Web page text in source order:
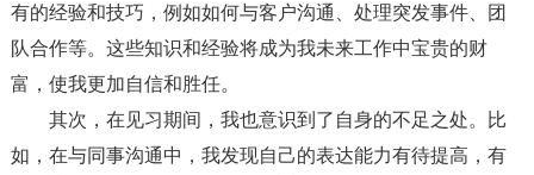
有的经验和技巧，例如如何与客户沟通、处理突发事件、团
队合作等。这些知识和经验将成为我未来工作中宝贵的财
富，使我更加自信和胜任。
其次，在见习期间，我也意识到了自身的不足之处。比
如，在与同事沟通中，我发现自己的表达能力有待提高，有